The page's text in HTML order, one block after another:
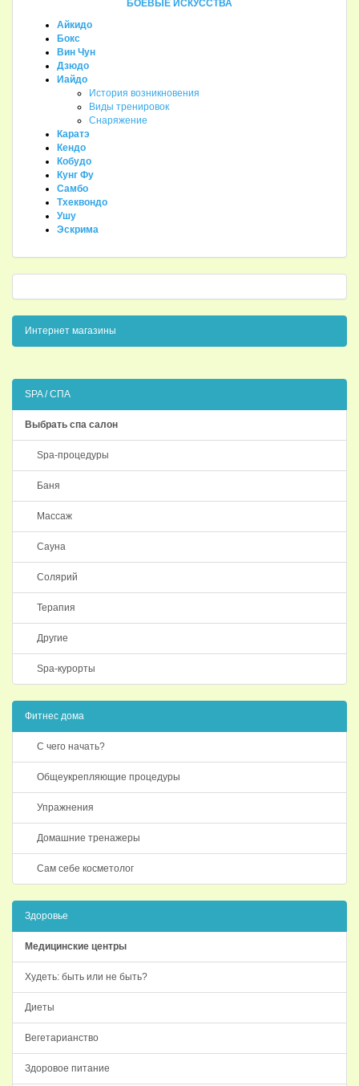
БОЕВЫЕ ИСКУССТВА
Айкидо
Бокс
Вин Чун
Дзюдо
Иайдо
История возникновения
Виды тренировок
Снаряжение
Каратэ
Кендо
Кобудо
Кунг Фу
Самбо
Тхеквондо
Ушу
Эскрима
Интернет магазины
SPA / СПА
Выбрать спа салон
Spa-процедуры
Баня
Массаж
Сауна
Солярий
Терапия
Другие
Spa-курорты
Фитнес дома
С чего начать?
Общеукрепляющие процедуры
Упражнения
Домашние тренажеры
Сам себе косметолог
Здоровье
Медицинские центры
Худеть: быть или не быть?
Диеты
Вегетарианство
Здоровое питание